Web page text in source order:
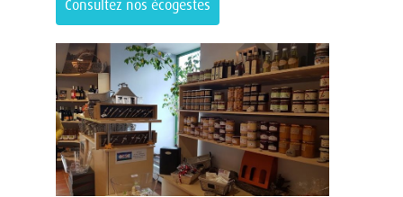
Consultez nos écogestes